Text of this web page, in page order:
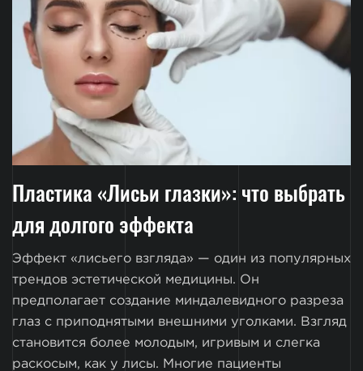
Пластика «Лисьи глазки»: что выбрать
для долгого эффекта
Эффект «лисьего взгляда» — один из популярных
трендов эстетической медицины. Он
предполагает создание миндалевидного разреза
глаз с приподнятыми внешними уголками. Взгляд
становится более молодым, игривым и слегка
раскосым, как у лисы. Многие пациенты